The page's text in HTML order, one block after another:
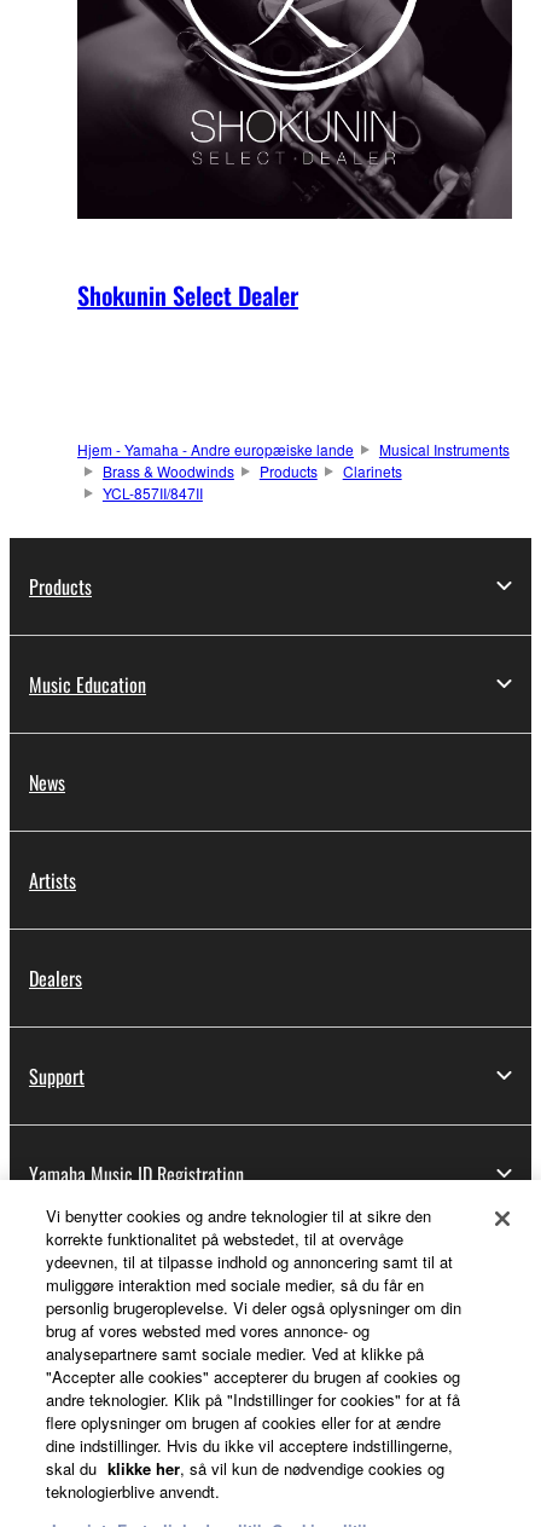
Shokunin Select Dealer
Hjem - Yamaha - Andre europæiske lande
Musical Instruments
Brass & Woodwinds
Products
Clarinets
YCL-857II/847II
Products
Music Education
News
Artists
Dealers
Support
Yamaha Music ID Registration
About Yamaha
Danmark - English
Business
Vi benytter cookies og andre teknologier til at sikre den
korrekte funktionalitet på webstedet, til at overvåge
ydeevnen, til at tilpasse indhold og annoncering samt til at
muliggøre interaktion med sociale medier, så du får en
personlig brugeroplevelse. Vi deler også oplysninger om din
brug af vores websted med vores annonce- og
analysepartnere samt sociale medier. Ved at klikke på
"Accepter alle cookies" accepterer du brugen af cookies og
andre teknologier. Klik på "Indstillinger for cookies" for at få
flere oplysninger om brugen af cookies eller for at ændre
dine indstillinger. Hvis du ikke vil acceptere indstillingerne,
skal du klikke her, så vil kun de nødvendige cookies og
teknologierblive anvendt.